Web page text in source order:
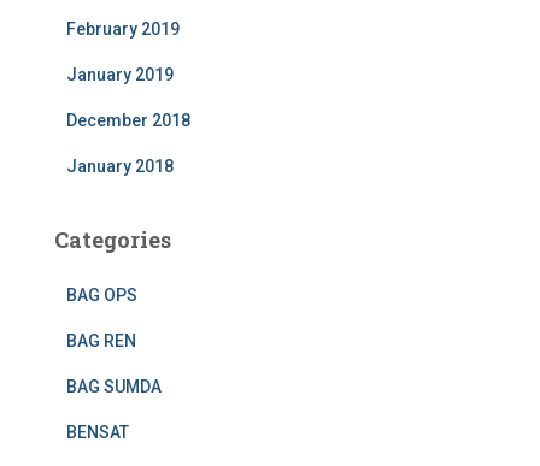
February 2019
January 2019
December 2018
January 2018
Categories
BAG OPS
BAG REN
BAG SUMDA
BENSAT